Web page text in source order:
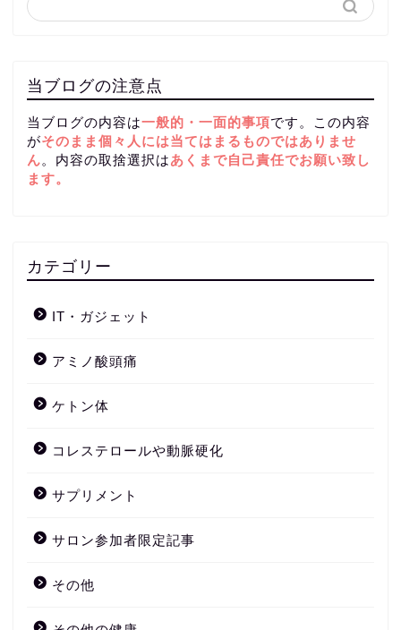
当ブログの注意点
当ブログの内容は一般的・一面的事項です。この内容
がそのまま個々人には当てはまるものではありませ
ん。内容の取捨選択はあくまで自己責任でお願い致し
ます。
カテゴリー
IT・ガジェット
アミノ酸頭痛
ケトン体
コレステロールや動脈硬化
サプリメント
サロン参加者限定記事
その他